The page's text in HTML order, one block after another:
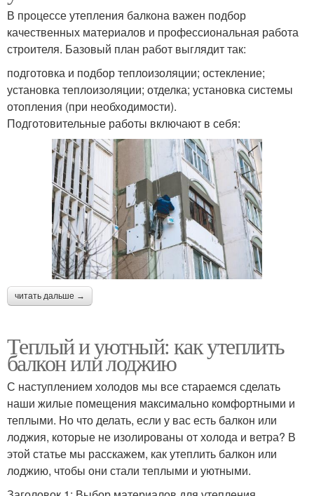
В процессе утепления балкона важен подбор
качественных материалов и профессиональная работа
строителя. Базовый план работ выглядит так:
подготовка и подбор теплоизоляции; остекление;
установка теплоизоляции; отделка; установка системы
отопления (при необходимости).
Подготовительные работы включают в себя:
читать дальше →
Теплый и уютный: как утеплить
балкон или лоджию
С наступлением холодов мы все стараемся сделать
наши жилые помещения максимально комфортными и
теплыми. Но что делать, если у вас есть балкон или
лоджия, которые не изолированы от холода и ветра? В
этой статье мы расскажем, как утеплить балкон или
лоджию, чтобы они стали теплыми и уютными.